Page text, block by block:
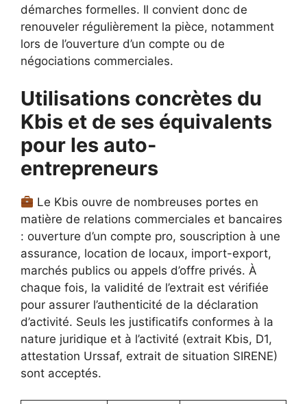
démarches formelles. Il convient donc de
renouveler régulièrement la pièce, notamment
lors de l’ouverture d’un compte ou de
négociations commerciales.
Utilisations concrètes du
Kbis et de ses équivalents
pour les auto-
entrepreneurs
Le Kbis ouvre de nombreuses portes en
matière de relations commerciales et bancaires
: ouverture d’un compte pro, souscription à une
assurance, location de locaux, import-export,
marchés publics ou appels d’offre privés. À
chaque fois, la validité de l’extrait est vérifiée
pour assurer l’authenticité de la déclaration
d’activité. Seuls les justificatifs conformes à la
nature juridique et à l’activité (extrait Kbis, D1,
attestation Urssaf, extrait de situation SIRENE)
sont acceptés.